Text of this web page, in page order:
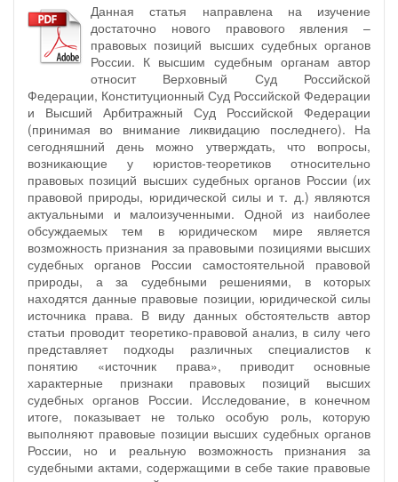
Данная статья направлена на изучение
достаточно нового правового явления –
правовых позиций высших судебных органов
России. К высшим судебным органам автор
относит Верховный Суд Российской
Федерации, Конституционный Суд Российской Федерации
и Высший Арбитражный Суд Российской Федерации
(принимая во внимание ликвидацию последнего). На
сегодняшний день можно утверждать, что вопросы,
возникающие у юристов-теоретиков относительно
правовых позиций высших судебных органов России (их
правовой природы, юридической силы и т. д.) являются
актуальными и малоизученными. Одной из наиболее
обсуждаемых тем в юридическом мире является
возможность признания за правовыми позициями высших
судебных органов России самостоятельной правовой
природы, а за судебными решениями, в которых
находятся данные правовые позиции, юридической силы
источника права. В виду данных обстоятельств автор
статьи проводит теоретико-правовой анализ, в силу чего
представляет подходы различных специалистов к
понятию «источник права», приводит основные
характерные признаки правовых позиций высших
судебных органов России. Исследование, в конечном
итоге, показывает не только особую роль, которую
выполняют правовые позиции высших судебных органов
России, но и реальную возможность признания за
судебными актами, содержащими в себе такие правовые